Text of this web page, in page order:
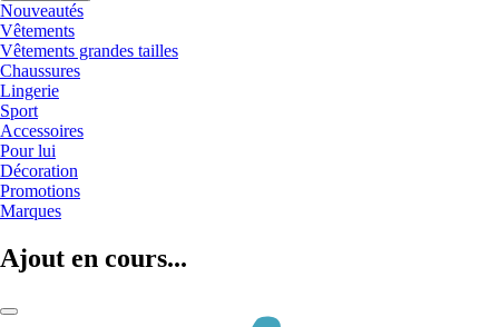
Nouveautés
Vêtements
Vêtements grandes tailles
Chaussures
Lingerie
Sport
Accessoires
Pour lui
Décoration
Promotions
Marques
Ajout en cours...